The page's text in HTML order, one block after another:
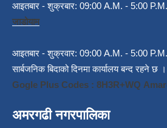
आइतबार - शुक्रबार: 09:00 A.M. - 5:00 P.M.
जाडोयाम
आइतबार - शुक्रवार: 09:00 A.M. - 5:00 P.M.
सार्बजनिक बिदाको दिनमा कार्यालय बन्द रहने छ ।
Gogle Plus Codes : 8H3R+WQ
अमरगढी नगरपालिका